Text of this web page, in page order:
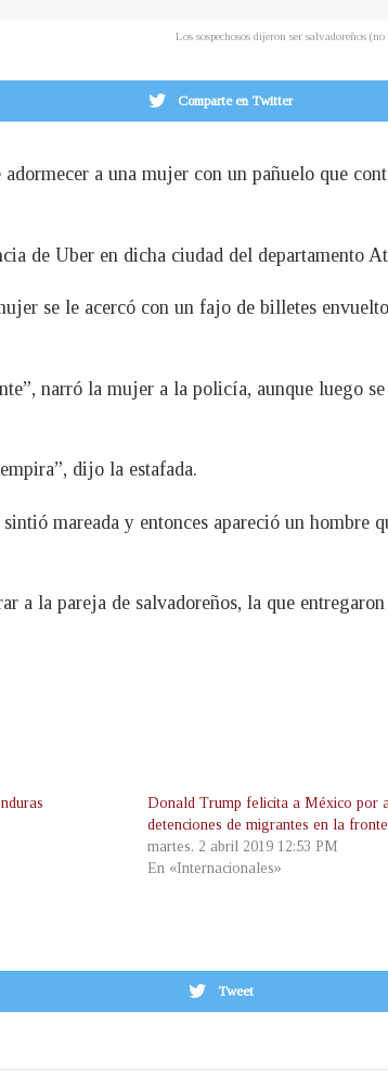
Los sospechosos dijeron ser salvadoreños
Comparte en Twitter
a una mujer con un pañuelo que
de Uber en dicha ciudad del departamento
se le acercó con un fajo de billetes
narró la mujer a la policía, aunque luego
dijo la estafada.
mareada y entonces apareció un hombre
a la pareja de salvadoreños, la que
Donald Trump felicita a México por
detenciones de migrantes en la
martes, 2 abril 2019 12:53 PM
En «Internacionales»
Tweet